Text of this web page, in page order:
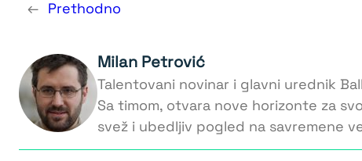
← Prethodno
Milan Petrović
Talentovani novinar i glavni urednik
Sa timom, otvara nove horizonte za
svež i ubedljiv pogled na savremene